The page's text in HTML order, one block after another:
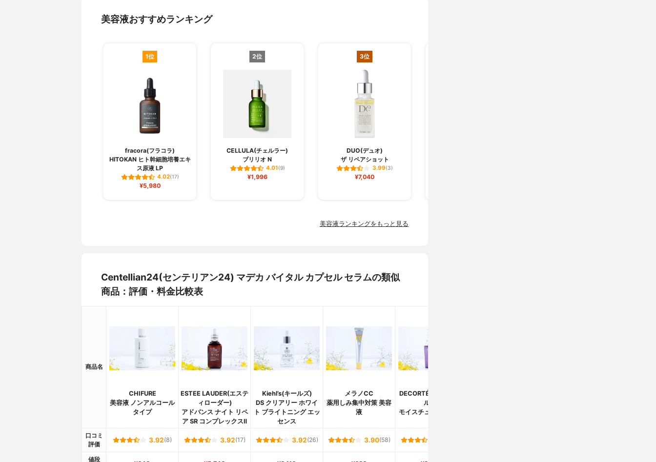
美容液おすすめランキング
1位
fracora(フラコラ)
HITOKAN ヒト幹細胞培養エキ
ス原液 LP
4.02(17)
¥5,980
2位
CELLULA(チェルラー)
ブリリオ N
4.01(9)
¥1,996
3位
DUO(デュオ)
ザ リペアショット
3.99(3)
¥7,040
美容液ランキングをもっと見る
Centellian24(センテリアン24) マデカ バイタル カプセル セラムの類似
商品：評価・料金比較表
商品名
CHIFURE
美容液 ノンアルコール
タイプ
ESTEE LAUDER(エステ
ィローダー)
アドバンス ナイト リペ
ア SR コンプレックスⅡ
Kiehl’s(キールズ)
DS クリアリー ホワイ
ト ブライトニング エッ
センス
メラノCC
薬用しみ集中対策 美容
液
DECORTÉ(コスメデコ
ルテ)
モイスチュア リポソー
口コミ
評価
3.92(8) 3.92(17) 3.92(26) 3.90(58)
値段